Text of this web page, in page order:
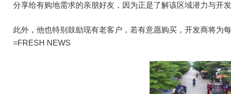
分享给有购地需求的亲朋好友，因为正是了解该区域潜力与开
此外，他也特别鼓励现有老客户，若有意愿购买，开发商将为
=FRESH NEWS